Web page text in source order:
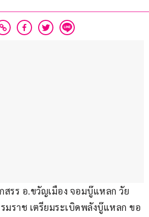
สรร อ.ขวัญเมือง จอมบู๊แหลก วัย
มราช เตรียมระเบิดพลังบู๊แหลก ขอ